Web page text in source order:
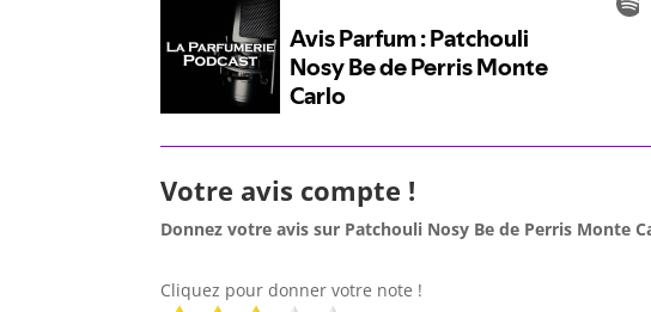
Votre avis compte !
Donnez votre avis sur Patchouli Nosy Be de Perris Monte
Cliquez pour donner votre note !